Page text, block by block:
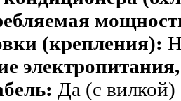
(крепления):
Да (с вилкой)